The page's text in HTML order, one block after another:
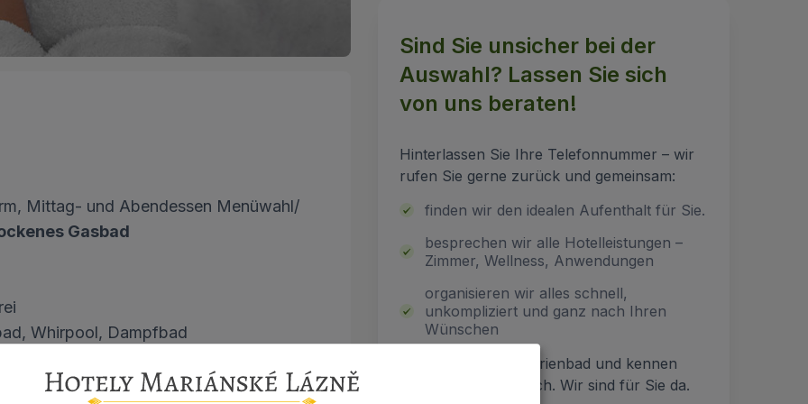
Mittag- und Abendessen Menüwahl/
Gasbad
Whirpool, Dampfbad
Sind Sie unsicher bei der
Auswahl? Lassen Sie sich
von uns beraten!
Hinterlassen Sie Ihre Telefonnummer – wir
rufen Sie gerne zurück und gemeinsam:
finden wir den idealen Aufenthalt für Sie.
besprechen wir alle Hotelleistungen –
Zimmer, Wellness, Anwendungen
organisieren wir alles schnell,
unkompliziert und ganz nach Ihren
Wünschen
Wir sind direkt in Marienbad und kennen
jedes Hotel persönlich. Wir sind für Sie da.